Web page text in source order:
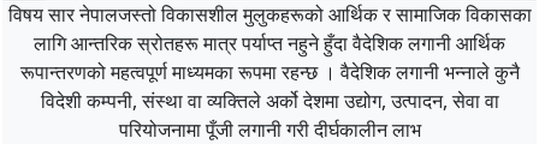
विषय सार नेपालजस्तो विकासशील मुलुकहरूको आर्थिक र सामाजिक विकासका
लागि आन्तरिक स्रोतहरू मात्र पर्याप्त नहुने हुँदा वैदेशिक लगानी आर्थिक
रूपान्तरणको महत्वपूर्ण माध्यमका रूपमा रहन्छ । वैदेशिक लगानी भन्नाले कुनै
विदेशी कम्पनी, संस्था वा व्यक्तिले अर्को देशमा उद्योग, उत्पादन, सेवा वा
परियोजनामा पूँजी लगानी गरी दीर्घकालीन लाभ